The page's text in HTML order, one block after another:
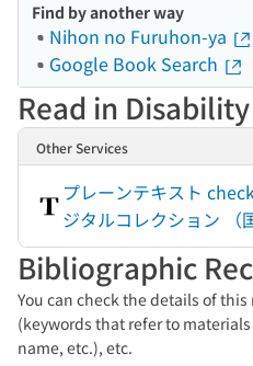
Find by another way
Nihon no Furuhon-ya
Google Book Search
Read in
Other Services
プレーンテキスト
ジタルコレクション （
Bibliographic
You can check the details of
(keywords that refer to
name, etc.), etc.